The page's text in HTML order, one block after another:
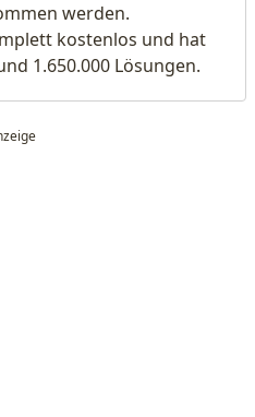
werden.
kostenlos und hat
1.650.000 Lösungen.